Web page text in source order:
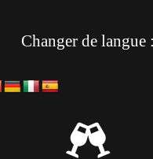
Changer de langue :
